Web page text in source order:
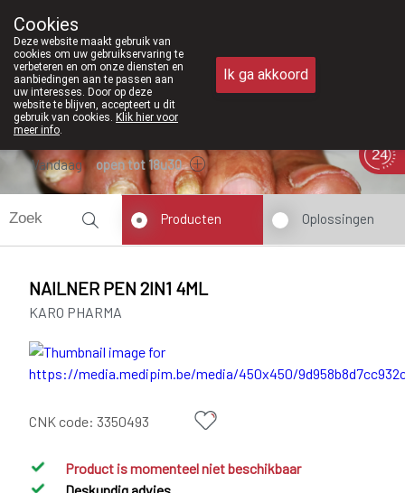
011/610300
Vandaag open tot 18u30
Producten Oplossingen
NAILNER PEN 2IN1 4ML
KARO PHARMA
CNK code: 3350493
Product is momenteel niet beschikbaar
Cookies
Deze website maakt gebruik van
cookies om uw gebruikservaring te
verbeteren en om onze diensten en
aanbiedingen aan te passen aan
uw interesses. Door op deze
website te blijven, accepteert u dit
gebruik van cookies. Klik hier voor
meer info.
Ik ga akkoord